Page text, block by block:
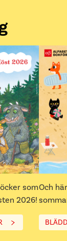
som
2026!
Och